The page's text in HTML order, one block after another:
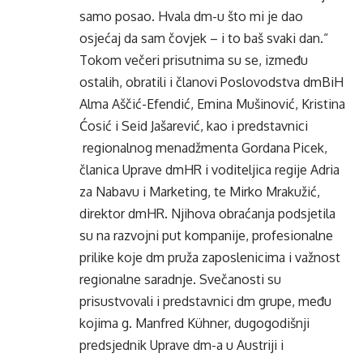
samo posao. Hvala dm-u što mi je dao
osjećaj da sam čovjek – i to baš svaki dan.“
Tokom večeri prisutnima su se, između
ostalih, obratili i članovi Poslovodstva dmBiH
Alma Aščić-Efendić, Emina Mušinović, Kristina
Ćosić i Seid Jašarević, kao i predstavnici
regionalnog menadžmenta Gordana Picek,
članica Uprave dmHR i voditeljica regije Adria
za Nabavu i Marketing, te Mirko Mrakužić,
direktor dmHR. Njihova obraćanja podsjetila
su na razvojni put kompanije, profesionalne
prilike koje dm pruža zaposlenicima i važnost
regionalne saradnje. Svečanosti su
prisustvovali i predstavnici dm grupe, među
kojima g. Manfred Kühner, dugogodišnji
predsjednik Uprave dm-a u Austriji i